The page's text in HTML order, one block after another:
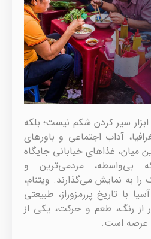
ابزار سیر کردن شکم نیست؛ بلکه
آداب اجتماعی و باورهای
میان، غذاهای خیابانی جایگاه
بی‌واسطه، مردمی‌ترین و
به نمایش می‌گذارند. ویتنام،
با تاریخ پررمزوراز، طبیعتی
از رنگ، طعم و حرکت، یکی از
عرصه است.